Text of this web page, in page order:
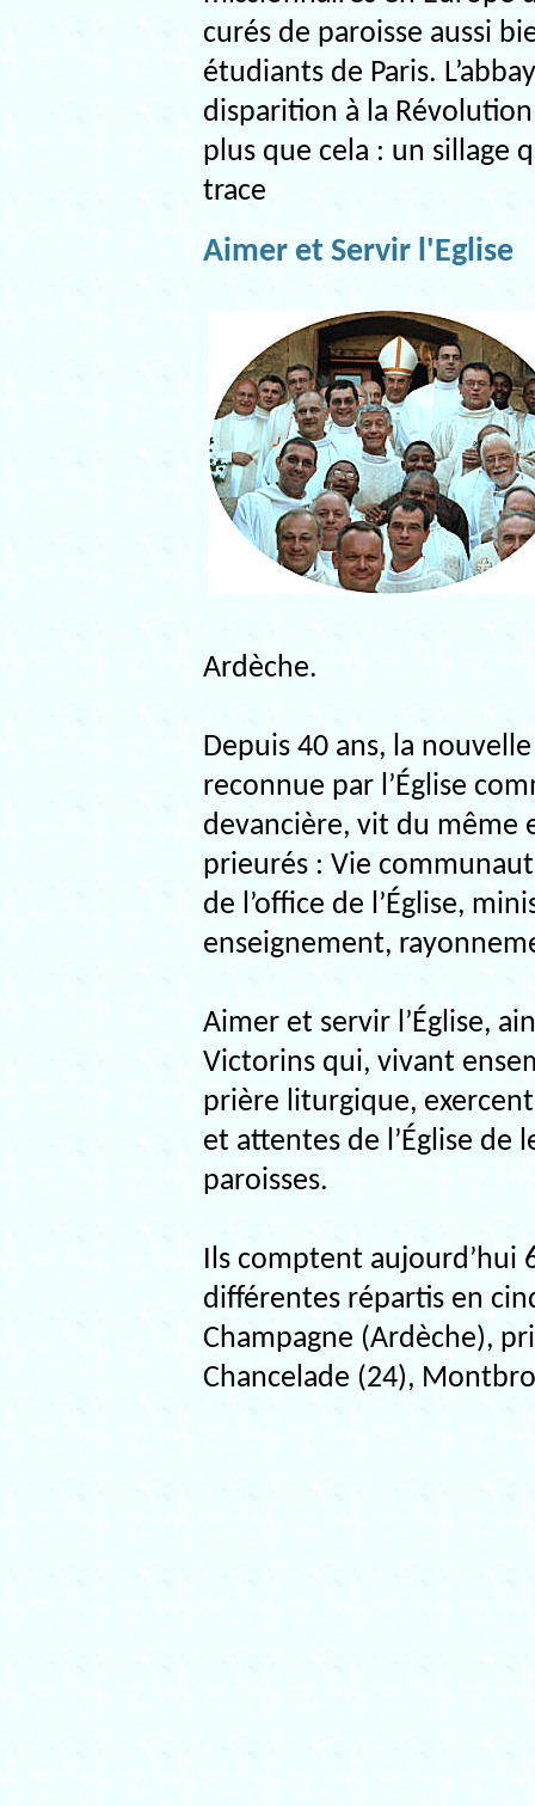
curés de paroisse aussi
étudiants de Paris.
disparition à la
plus que cela : un sillage
trace
Aimer et Servir l'Eglise
Ardèche.
Depuis 40 ans, la
reconnue par l’Église
devancière, vit du même
prieurés : Vie
de l’office de l’Église,
enseignement,
Aimer et servir l’Église,
Victorins qui, vivant
prière liturgique,
et attentes de l’Église de
paroisses.
Ils comptent aujourd’hui
différentes répartis en
Champagne (Ardèche),
Chancelade (24),